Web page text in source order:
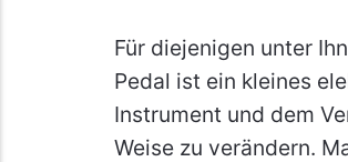
Für diejenigen unter
Pedal ist ein kleines
Instrument und dem
Weise zu verändern.